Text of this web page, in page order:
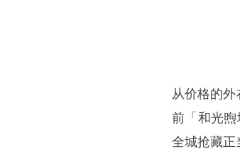
从价格的外
前「和光煦
全城抢藏正